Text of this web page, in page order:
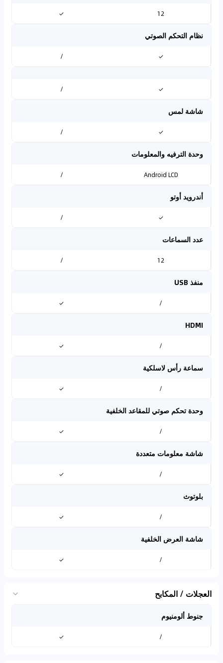
12
✓
نظام التحكم الصوتي
✓
/
✓
/
شاشة لمس
✓
/
وحدة الترفيه والمعلومات
Android LCD
/
أندرويد أوتو
✓
/
عدد السماعات
12
/
منفذ USB
/
✓
HDMI
/
✓
سماعة رأس لاسلكية
/
✓
وحدة تحكم صوتي للمقاعد الخلفية
/
✓
شاشة معلومات متعددة
/
✓
بلوتوث
/
✓
شاشة العرض الخلفية
/
✓
العجلات / المكابح
جنوط ألومنيوم
/
✓